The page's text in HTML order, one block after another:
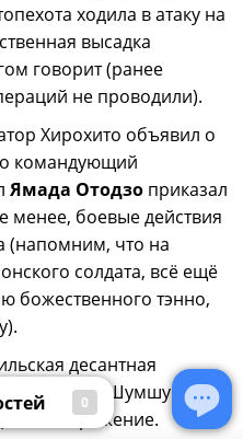
ходила в атаку на
высадка
говорит (ранее
не проводили).
Хирохито объявил о
командующий
Ямада Отодзо приказал
менее, боевые действия
(напомним, что на
солдата, всё ещё
божественного тэнно,
десантная
острове Шумшу
сражение.
0